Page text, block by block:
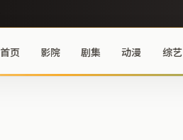
首页 影院 剧集 动漫 综艺